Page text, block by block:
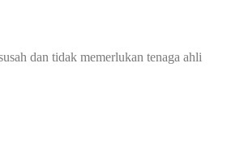
dan tidak memerlukan tenaga ahli